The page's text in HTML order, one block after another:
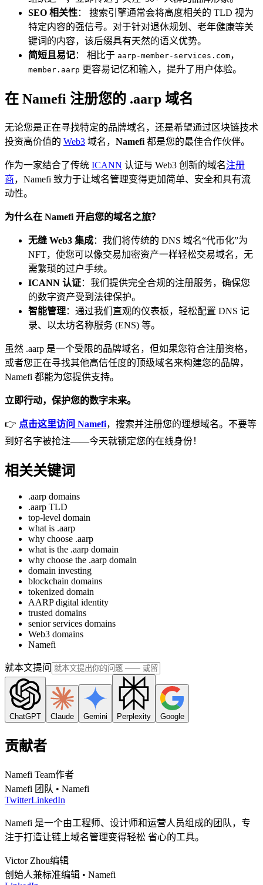
SEO 相关性： 搜索引擎通常会将高度相关的 TLD 视为
特定内容的强信号。对于针对退休规划、老年健康等关
键词的内容，该后缀具有天然的语义优势。
简短且易记： 相比于 aarp-member-services.com，
member.aarp 更容易记忆和输入，提升了用户体验。
在 Namefi 注册您的 .aarp 域名
无论您是正在寻找特定的品牌域名，还是希望通过区块链技术
投资高价值的 Web3 域名， Namefi 都是您的最佳合作伙伴。
作为一家结合了传统 ICANN 认证与 Web3 创新的域名注册
商，Namefi 致力于让域名管理变得更加简单、安全和具有流
动性。
为什么在 Namefi 开启您的域名之旅？
无缝 Web3 集成：我们将传统的 DNS 域名“代币化”为
NFT，使您可以像交易加密资产一样轻松交易域名，无
需繁琐的过户手续。
ICANN 认证：我们提供完全合规的注册服务，确保您
的数字资产受到法律保护。
智能管理：通过我们直观的仪表板，轻松配置 DNS 记
录、以太坊名称服务 (ENS) 等。
虽然 .aarp 是一个受限的品牌域名，但如果您符合注册资格，
或者您正在寻找其他高信任度的顶级域名来构建您的品牌，
Namefi 都能为您提供支持。
立即行动，保护您的数字未来。
👉 点击这里访问 Namefi，搜索并注册您的理想域名。不要等
到好名字被抢注——今天就锁定您的在线身份！
相关关键词
.aarp domains
.aarp TLD
top-level domain
what is .aarp
why choose .aarp
what is the .aarp domain
why choose the .aarp domain
domain investing
blockchain domains
tokenized domain
AARP digital identity
trusted domains
senior services domains
Web3 domains
Namefi
就本文提问
ChatGPT Claude Gemini Perplexity Google
贡献者
Namefi Team作者
Namefi 团队 • Namefi
TwitterLinkedIn
Namefi 是一个由工程师、设计师和运营人员组成的团队，专
注于打造让链上域名管理变得轻松 省心的工具。
Victor Zhou编辑
创始人兼标准编辑 • Namefi